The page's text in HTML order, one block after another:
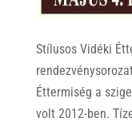
Stílusos Vidéki
Éttermiség a
volt 2012-ben.